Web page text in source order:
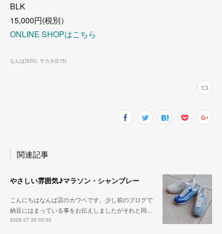
BLK
15,000円(税別）
ONLINE SHOPはこちら
なんば(525) サカタ(215)
関連記事
やさしい雰囲気♪マラソン・シャンブレー
こんにちはなんば店のカワベです。少し前のブログで
納豆にはまっている事をお伝えしましたがそれと同…
2026.07.30 02:00